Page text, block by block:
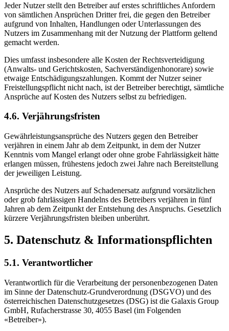
Jeder Nutzer stellt den Betreiber auf erstes schriftliches Anfordern
von sämtlichen Ansprüchen Dritter frei, die gegen den Betreiber
aufgrund von Inhalten, Handlungen oder Unterlassungen des
Nutzers im Zusammenhang mit der Nutzung der Plattform geltend
gemacht werden.
Dies umfasst insbesondere alle Kosten der Rechtsverteidigung
(Anwalts- und Gerichtskosten, Sachverständigenhonorare) sowie
etwaige Entschädigungszahlungen. Kommt der Nutzer seiner
Freistellungspflicht nicht nach, ist der Betreiber berechtigt, sämtliche
Ansprüche auf Kosten des Nutzers selbst zu befriedigen.
4.6. Verjährungsfristen
Gewährleistungsansprüche des Nutzers gegen den Betreiber
verjähren in einem Jahr ab dem Zeitpunkt, in dem der Nutzer
Kenntnis vom Mangel erlangt oder ohne grobe Fahrlässigkeit hätte
erlangen müssen, frühestens jedoch zwei Jahre nach Bereitstellung
der jeweiligen Leistung.
Ansprüche des Nutzers auf Schadenersatz aufgrund vorsätzlichen
oder grob fahrlässigen Handelns des Betreibers verjähren in fünf
Jahren ab dem Zeitpunkt der Entstehung des Anspruchs. Gesetzlich
kürzere Verjährungsfristen bleiben unberührt.
5. Datenschutz & Informationspflichten
5.1. Verantwortlicher
Verantwortlich für die Verarbeitung der personenbezogenen Daten
im Sinne der Datenschutz-Grundverordnung (DSGVO) und des
österreichischen Datenschutzgesetzes (DSG) ist die Galaxis Group
GmbH, Rufacherstrasse 30, 4055 Basel (im Folgenden
«Betreiber»).